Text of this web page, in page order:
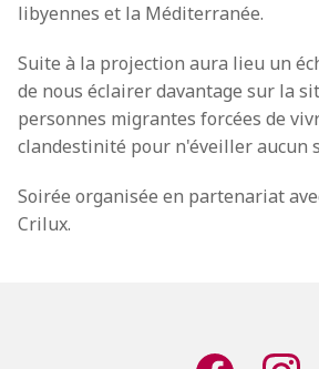
libyennes et la Méditerranée.
Suite à la projection aura lieu un
de nous éclairer davantage sur la
personnes migrantes forcées de
clandestinité pour n'éveiller aucun
Soirée organisée en partenariat
Crilux.